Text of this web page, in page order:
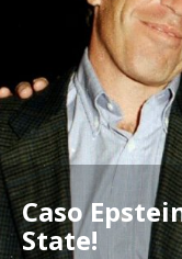
Caso
State!